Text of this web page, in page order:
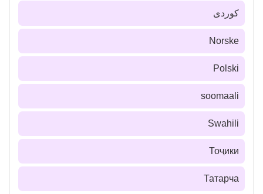
كوردی
Norske
Polski
soomaali
Swahili
Тоҷики
Татарча